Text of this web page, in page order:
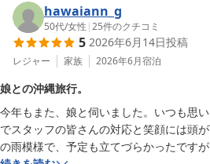
2026-06-28
たしました。
また、連泊特典としてお選びいただい
けたようで、シェフ・スタッフへの温
朝食についてもご評価いただき、重ねて
次回はぜひ、より過ごしやすい季節の
と存じます。
hawaiann_g
50代/女性 |25件のクチコミ
5 2026年6月14日投稿
レジャー 家族 2026年6月宿泊
娘との沖縄旅行。
今年もまた、娘と伺いました。いつも思
でスタッフの皆さんの対応と笑顔には頭
の雨模様で、予定も立てづらかったです